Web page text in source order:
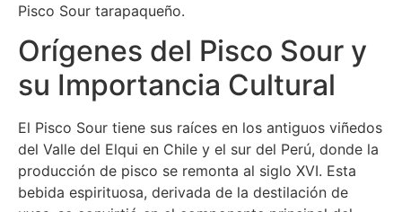
Pisco Sour tarapaqueño.
Orígenes del Pisco Sour y
su Importancia Cultural
El Pisco Sour tiene sus raíces en los antiguos viñedos
del Valle del Elqui en Chile y el sur del Perú, donde la
producción de pisco se remonta al siglo XVI. Esta
bebida espirituosa, derivada de la destilación de